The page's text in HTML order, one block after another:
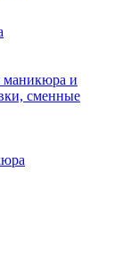
маникюра и
сменные